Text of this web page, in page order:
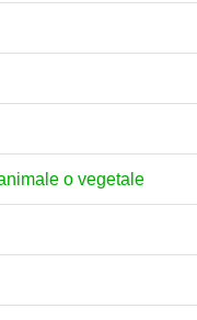
o vegetale